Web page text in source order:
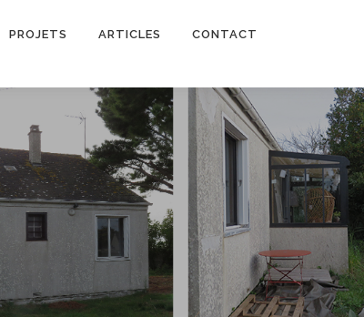
PROJETS ARTICLES CONTACT